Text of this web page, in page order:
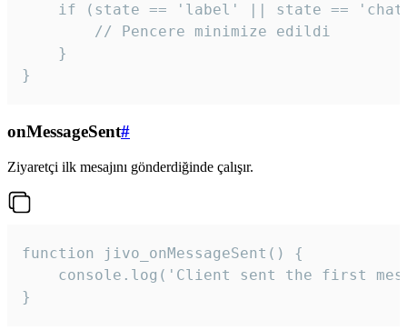
if (state == 'label' || state ==
        // Pencere minimize edildi
    }
}
onMessageSent#
Ziyaretçi ilk mesajını gönderdiğinde çalışır.
function jivo_onMessageSent() {
console.log('Client sent the first
}